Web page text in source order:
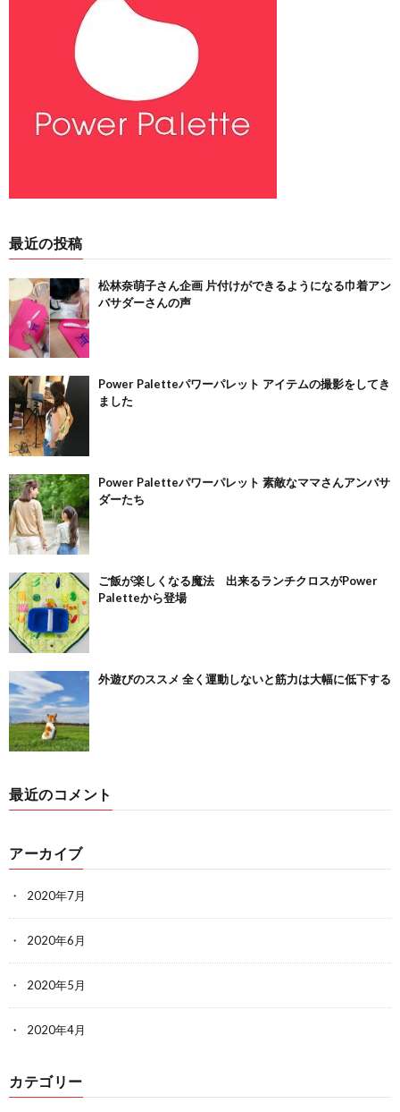
最近の投稿
松林奈萌子さん企画 片付けができるようになる巾着アン
バサダーさんの声
Power Paletteパワーパレット アイテムの撮影をしてき
ました
Power Paletteパワーパレット 素敵なママさんアンバサ
ダーたち
ご飯が楽しくなる魔法 出来るランチクロスがPower
Paletteから登場
外遊びのススメ 全く運動しないと筋力は大幅に低下する
最近のコメント
アーカイブ
2020年7月
2020年6月
2020年5月
2020年4月
カテゴリー